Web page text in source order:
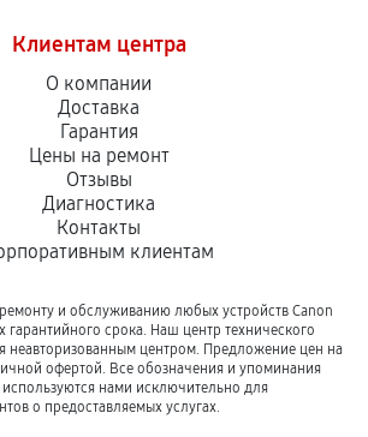
Клиентам центра
О компании
Доставка
Гарантия
Цены на ремонт
Отзывы
Диагностика
Контакты
клиентам
и обслуживанию любых устройств Canon
гарантийного срока. Наш центр технического
неавторизованным центром. Предложение цен на
офертой. Все обозначения и упоминания
нами исключительно для
о предоставляемых услугах.